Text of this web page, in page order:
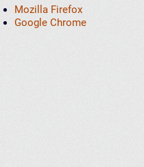
Mozilla Firefox
Google Chrome